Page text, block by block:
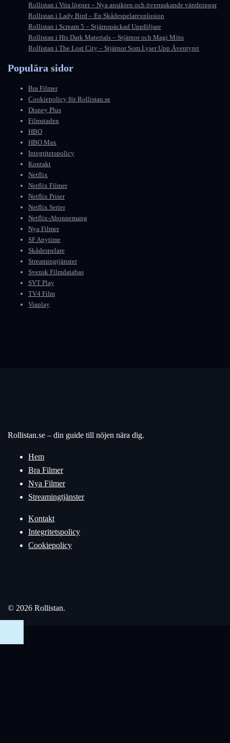
Rollistan i Vita lögner – Nya ansikten och överraskande vändningar
Rollistan i Lady Bird – En Skådespelarexplosion
Rollistan i Scream 5 – Stjärnspäckad Uppföljare
Rollistan i His Dark Materials – Stjärnor och Magi Möts
Rollistan i The Lost City – Stjärnor Som Lyser Upp Äventyret
Populära sidor
Bra Filmer
Cookiepolicy för Rollistan.se
Disney Plus
Filmstaden
HBO
HBO Max
Integritetspolicy
Kontakt
Netflix
Netflix Filmer
Netflix Priser
Netflix Serier
Netflix-Abonnemang
Nya Filmer
SF Anytime
Skådespelare
Streamingtjänster
Svensk Filmdatabas
SVT Play
TV4 Film
Viaplay
Rollistan.se – din guide till nöjen nära dig.
Hem
Bra Filmer
Nya Filmer
Streamingtjänster
Kontakt
Integritetspolicy
Cookiepolicy
© 2026 Rollistan.